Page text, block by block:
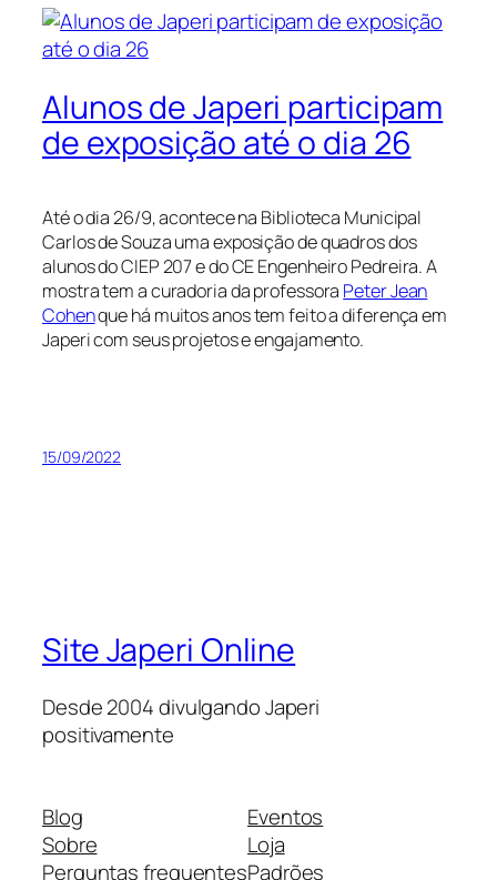
Alunos de Japeri participam
de exposição até o dia 26
Até o dia 26/9, acontece na Biblioteca Municipal
Carlos de Souza uma exposição de quadros dos
alunos do CIEP 207 e do CE Engenheiro Pedreira. A
mostra tem a curadoria da professora Peter Jean
Cohenque há muitos anos tem feito a diferença em
Japeri com seus projetos e engajamento.
15/09/2022
Site Japeri Online
Desde 2004 divulgando Japeri
positivamente
Blog
Sobre
Perguntas frequentes
Eventos
Loja
Padrões